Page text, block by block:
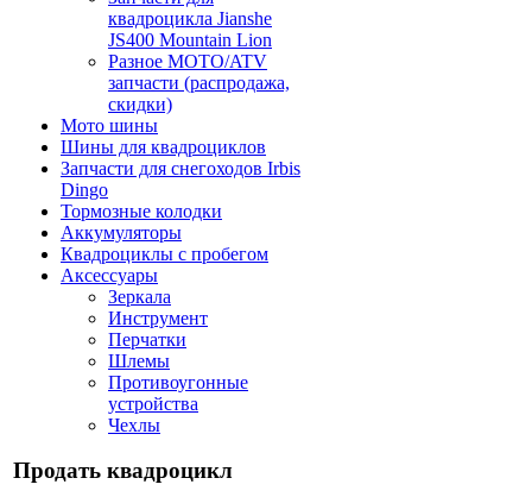
квадроцикла Jianshe
JS400 Mountain Lion
Разное МОТО/ATV
запчасти (распродажа,
скидки)
Мото шины
Шины для квадроциклов
Запчасти для снегоходов Irbis
Dingo
Тормозные колодки
Аккумуляторы
Квадроциклы с пробегом
Аксессуары
Зеркала
Инструмент
Перчатки
Шлемы
Противоугонные
устройства
Чехлы
Продать квадроцикл